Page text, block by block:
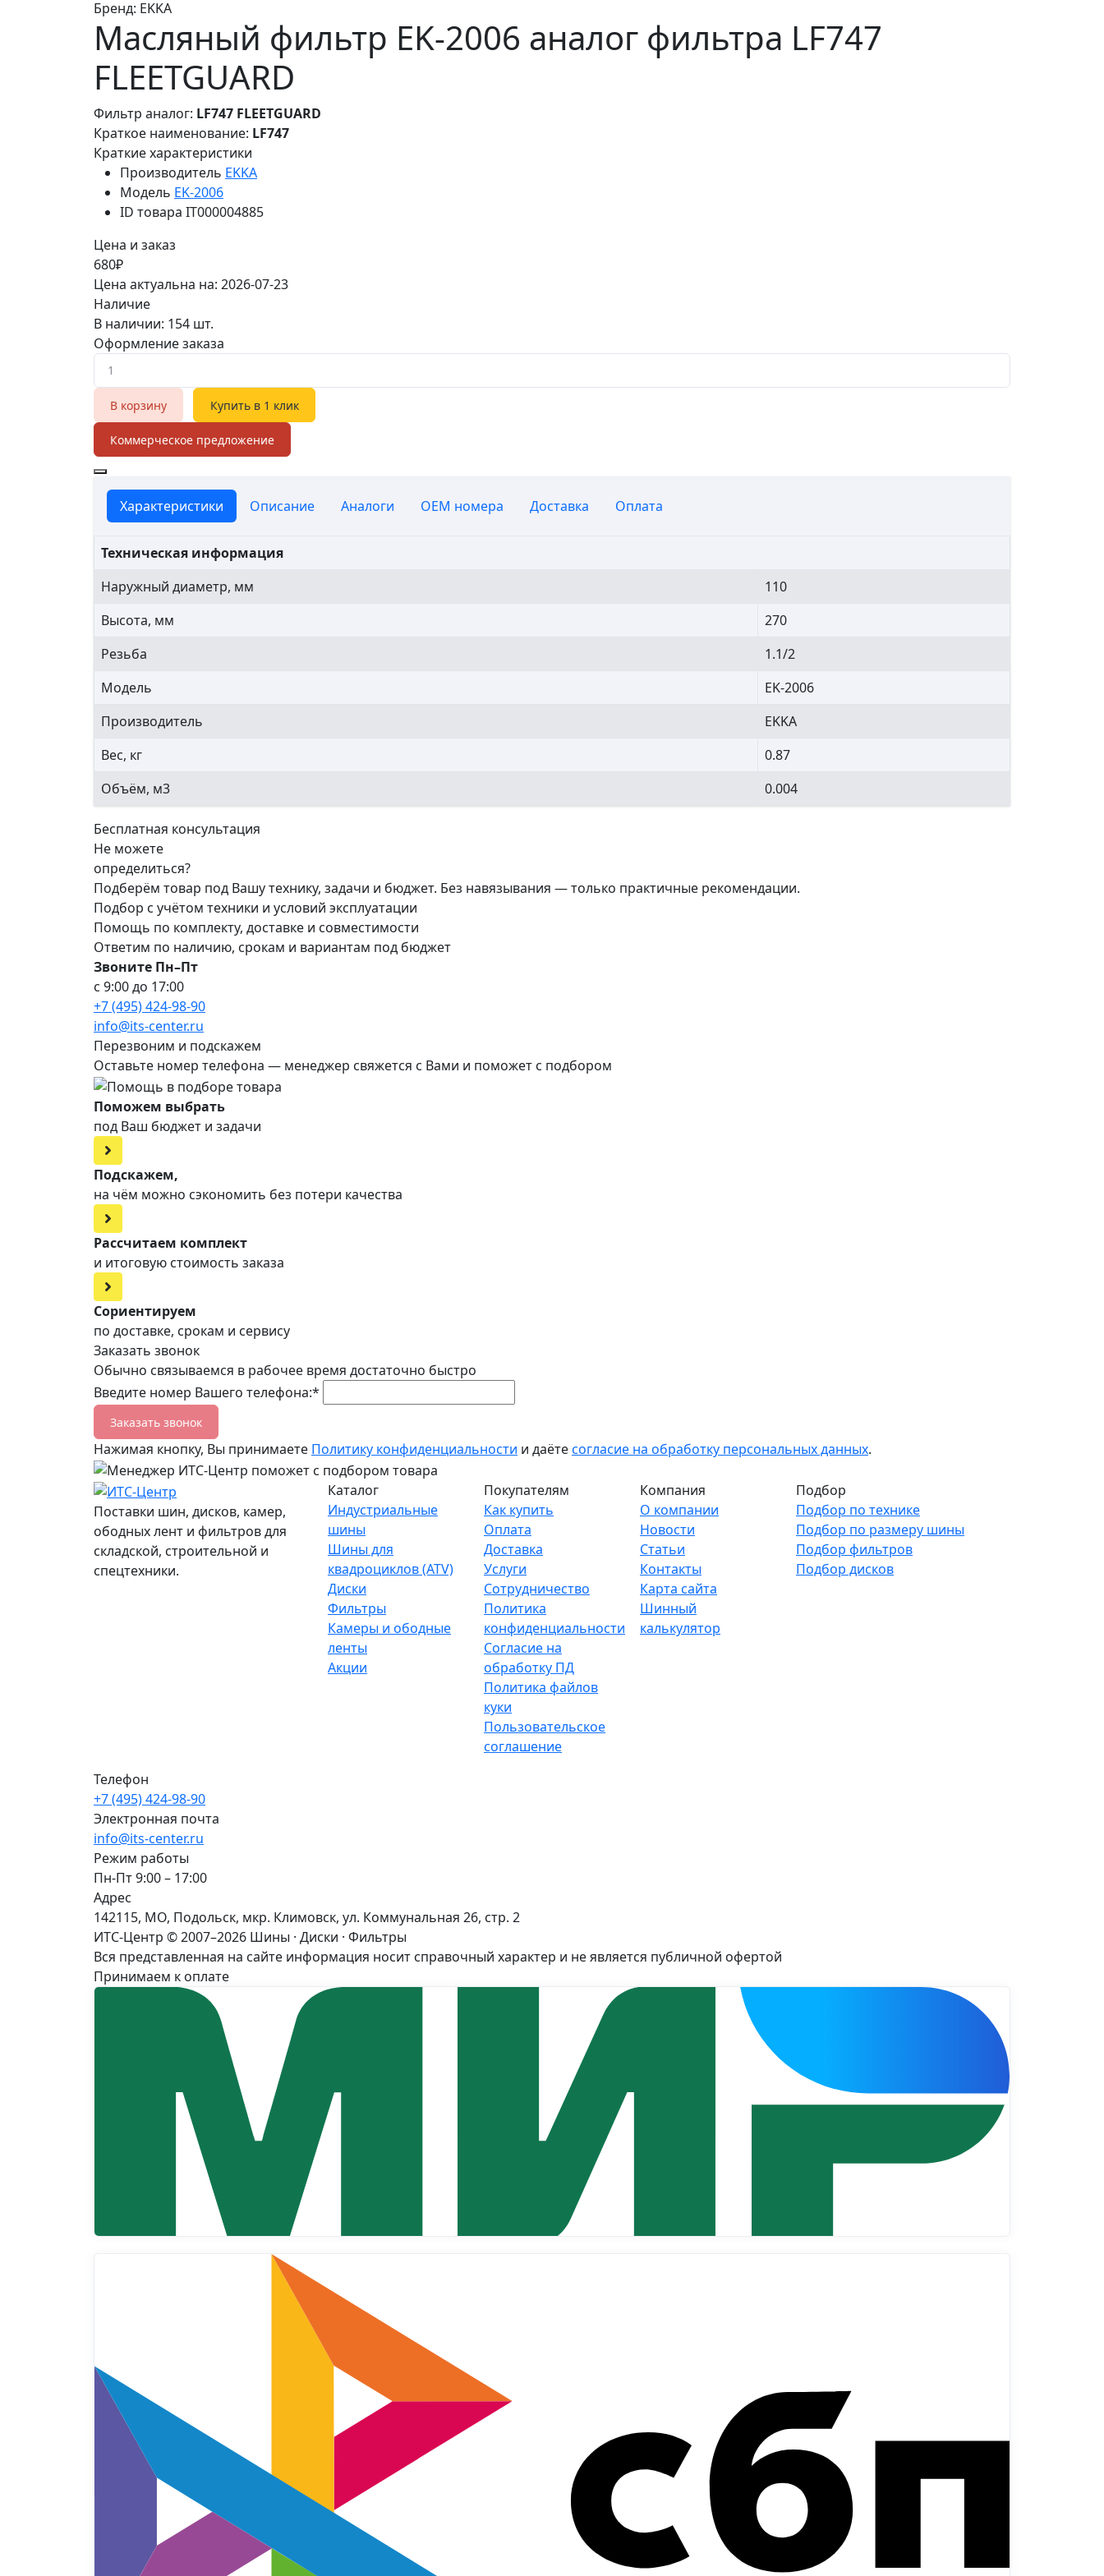
Бренд: EKKA
Масляный фильтр EK-2006 аналог фильтра LF747
FLEETGUARD
Фильтр аналог: LF747 FLEETGUARD
Краткое наименование: LF747
Краткие характеристики
Производитель EKKA
Модель EK-2006
ID товара IT000004885
Цена и заказ
680₽
Цена актуальна на: 2026-07-23
Наличие
В наличии: 154 шт.
Оформление заказа
В корзину Купить в 1 клик
Коммерческое предложение
Характеристики Описание Аналоги OEM номера Доставка Оплата
Техническая информация
Наружный диаметр, мм
110
Высота, мм
270
Резьба
1.1/2
Модель
EK-2006
Производитель
EKKA
Вес, кг
0.87
Объём, м3
0.004
Бесплатная консультация
Не можете
определиться?
Подберём товар под Вашу технику, задачи и бюджет. Без навязывания — только практичные рекомендации.
Подбор с учётом техники и условий эксплуатации
Помощь по комплекту, доставке и совместимости
Ответим по наличию, срокам и вариантам под бюджет
Звоните Пн–Пт
с 9:00 до 17:00
+7 (495) 424-98-90
info@its-center.ru
Перезвоним и подскажем
Оставьте номер телефона — менеджер свяжется с Вами и поможет с подбором
Поможем выбрать
под Ваш бюджет и задачи
Подскажем,
на чём можно сэкономить без потери качества
Рассчитаем комплект
и итоговую стоимость заказа
Сориентируем
по доставке, срокам и сервису
Заказать звонок
Обычно связываемся в рабочее время достаточно быстро
Введите номер Вашего телефона:*
Заказать звонок
Нажимая кнопку, Вы принимаете Политику конфиденциальности и даётесогласие на обработку персональных данных.
Поставки шин, дисков, камер,
ободных лент и фильтров для
складской, строительной и
спецтехники.
Каталог
Индустриальные
шины
Шины для
квадроциклов (ATV)
Диски
Фильтры
Камеры и ободные
ленты
Акции
Покупателям
Как купить
Оплата
Доставка
Услуги
Сотрудничество
Политика
конфиденциальности
Согласие на
обработку ПД
Политика файлов
куки
Пользовательское
соглашение
Компания
О компании
Новости
Статьи
Контакты
Карта сайта
Шинный
калькулятор
Подбор
Подбор по технике
Подбор по размеру шины
Подбор фильтров
Подбор дисков
Телефон
+7 (495) 424-98-90
Электронная почта
info@its-center.ru
Режим работы
Пн-Пт 9:00 – 17:00
Адрес
142115, МО, Подольск, мкр. Климовск, ул. Коммунальная 26, стр. 2
ИТС-Центр © 2007–2026 Шины · Диски · Фильтры
Вся представленная на сайте информация носит справочный характер и не является публичной офертой
Принимаем к оплате